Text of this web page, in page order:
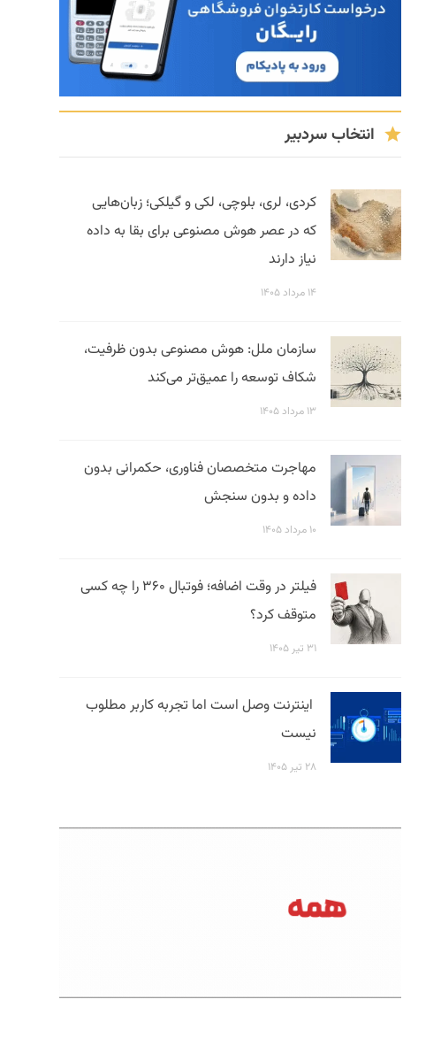
انتخاب سردبیر
کردی، لری، بلوچی، لکی و گیلکی؛ زبان‌هایی
که در عصر هوش مصنوعی برای بقا به داده
نیاز دارند
۱۴ مرداد ۱۴۰۵
سازمان ملل: هوش مصنوعی بدون ظرفیت،
شکاف توسعه را عمیق‌تر می‌کند
۱۳ مرداد ۱۴۰۵
مهاجرت متخصصان فناوری، حکمرانی بدون
داده و بدون سنجش
۱۰ مرداد ۱۴۰۵
فیلتر در وقت اضافه؛ فوتبال ۳۶۰ را چه کسی
متوقف کرد؟
۳۱ تیر ۱۴۰۵
اینترنت وصل است اما تجربه کاربر مطلوب
نیست
۲۸ تیر ۱۴۰۵